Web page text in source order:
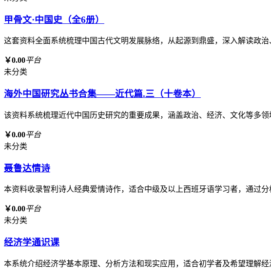
甲骨文·中国史（全6册）
这套资料全面系统梳理中国古代文明发展脉络，从起源到鼎盛，深入解读政
￥0.00平台
未分类
海外中国研究丛书合集——近代篇.三（十卷本）
该资料系统梳理近代中国历史研究的重要成果，涵盖政治、经济、文化等多
￥0.00平台
未分类
聂鲁达情诗
本资料收录智利诗人经典爱情诗作，适合中级及以上西班牙语学习者，通过
￥0.00平台
未分类
经济学通识课
本系统介绍经济学基本原理、分析方法和现实应用，适合初学者及希望理解